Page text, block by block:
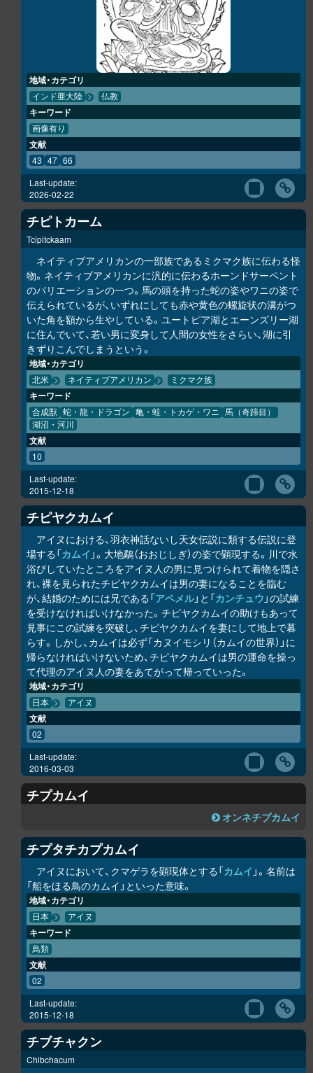
地域・カテゴリ
インド亜大陸 仏教
キーワード
画像有り
文献
43 47 66
Last-update:
2026-02-22
チピトカーム
Tcipitckaam
ネイティブアメリカンの一部族であるミクマク族に伝わる怪
物。ネイティブアメリカンに汎的に伝わるホーンドサーペント
のバリエーションの一つ。馬の頭を持った蛇の姿やワニの姿で
伝えられているが、いずれにしても赤や黄色の螺旋状の溝がつ
いた角を額から生やしている。ユートピア湖とエーンズリー湖
に住んでいて、若い男に変身して人間の女性をさらい、湖に引
きずりこんでしまうという。
地域・カテゴリ
北米 ネイティブアメリカン ミクマク族
キーワード
合成獣 蛇・龍・ドラゴン 亀・蛙・トカゲ・ワニ
馬（奇蹄目）
湖沼・河川
文献
10
Last-update:
2015-12-18
チピヤクカムイ
アイヌにおける、羽衣神話ないし天女伝説に類する伝説に登
場する「カムイ 」。大地鷸（おおじしぎ）の姿で顕現する。川で水
浴びしていたところをアイヌ人の男に見つけられて着物を隠さ
れ、裸を見られたチピヤクカムイは男の妻になることを臨む
が、結婚のためには兄である「アペメル」と「カンチュウ 」の試練
を受けなければいけなかった。チピヤクカムイの助けもあって
見事にこの試練を突破し、チピヤクカムイを妻にして地上で暮
らす。しかし、カムイは必ず「カヌイモシ リ （カムイの世界）」に
帰らなければいけないため、チピヤクカムイは男の運命を操っ
て代理のアイヌ人の妻をあてがって帰っていった。
地域・カテゴリ
日本 アイヌ
文献
02
Last-update:
2016-03-03
チプカムイ
オンネチプカムイ
チプタチカプカムイ
アイヌにおいて、クマゲラを顕現体とする「カムイ 」。名前は
「船をほる鳥のカムイ」といった意味。
地域・カテゴリ
日本 アイヌ
キーワード
鳥類
文献
02
Last-update:
2015-12-18
チブチャクン
Chibchacum